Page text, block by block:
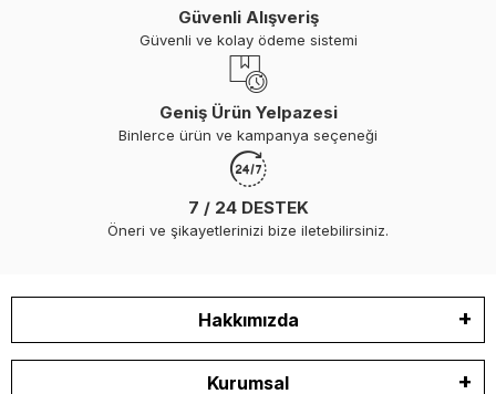
Güvenli Alışveriş
Güvenli ve kolay ödeme sistemi
Geniş Ürün Yelpazesi
Binlerce ürün ve kampanya seçeneği
7 / 24 DESTEK
Öneri ve şikayetlerinizi bize iletebilirsiniz.
Hakkımızda
Kurumsal